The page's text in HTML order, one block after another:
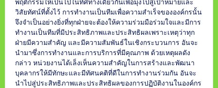
วิสัยทัศน์ที่ตั้งไว้ การทำงานเป็นทีมเพื่อความสำเร็จขององค์กรนั้น
จึงจำเป็นอย่างยิ่งที่ทุกฝ่ายจะต้องให้ความร่วมมือร่วมใจและมีการ
ทำงานเป็นทีมที่มีประสิทธิภาพและประสิทธิผลเพราะเหตุว่าทุก
ฝ่ายมีความสำคัญ และมีความสัมพันธ์ในเชิงกระบวนการ อันจะ
นำมาซึ่งการทำงานและการบริการที่มีคุณภาพ ด้วยเหตุผลดัง
กล่าว หน่วยงานได้เล็งเห็นความสำคัญในการสร้างและพัฒนา
บุคลากรให้มีทักษะและมีทัศนคติที่ดีในการทำงานร่วมกัน อันจะ
นำไปสู่ประสิทธิภาพและประสิทธิผลของการปฏิบัติงานในองค์กร